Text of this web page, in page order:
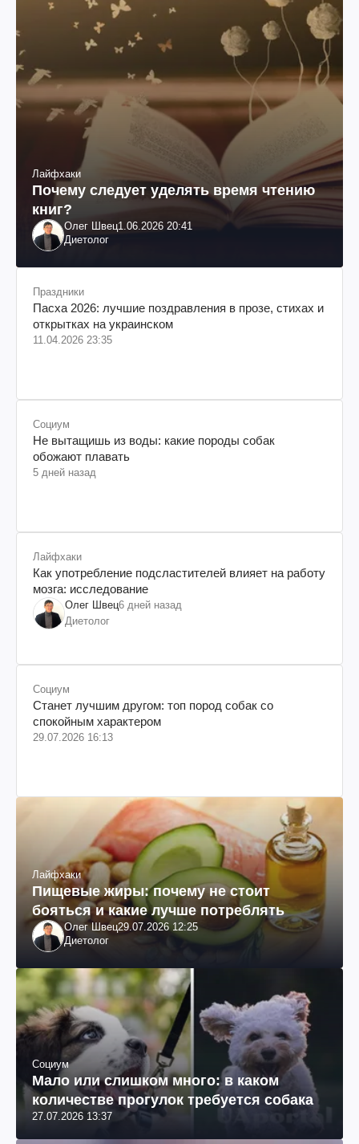
Лайфхаки
Почему следует уделять время чтению
книг?
Олег Швец1.06.2026 20:41
Диетолог
Праздники
Пасха 2026: лучшие поздравления в прозе, стихах и
открытках на украинском
11.04.2026 23:35
Социум
Не вытащишь из воды: какие породы собак
обожают плавать
5 дней назад
Лайфхаки
Как употребление подсластителей влияет на работу
мозга: исследование
Олег Швец6 дней назад
Диетолог
Социум
Станет лучшим другом: топ пород собак со
спокойным характером
29.07.2026 16:13
Лайфхаки
Пищевые жиры: почему не стоит
бояться и какие лучше потреблять
Олег Швец29.07.2026 12:25
Диетолог
Социум
Мало или слишком много: в каком
количестве прогулок требуется собака
27.07.2026 13:37